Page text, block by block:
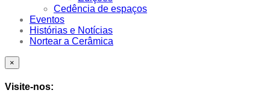
Cedência de espaços
Eventos
Histórias e Notícias
Nortear a Cerâmica
×
Visite-nos: